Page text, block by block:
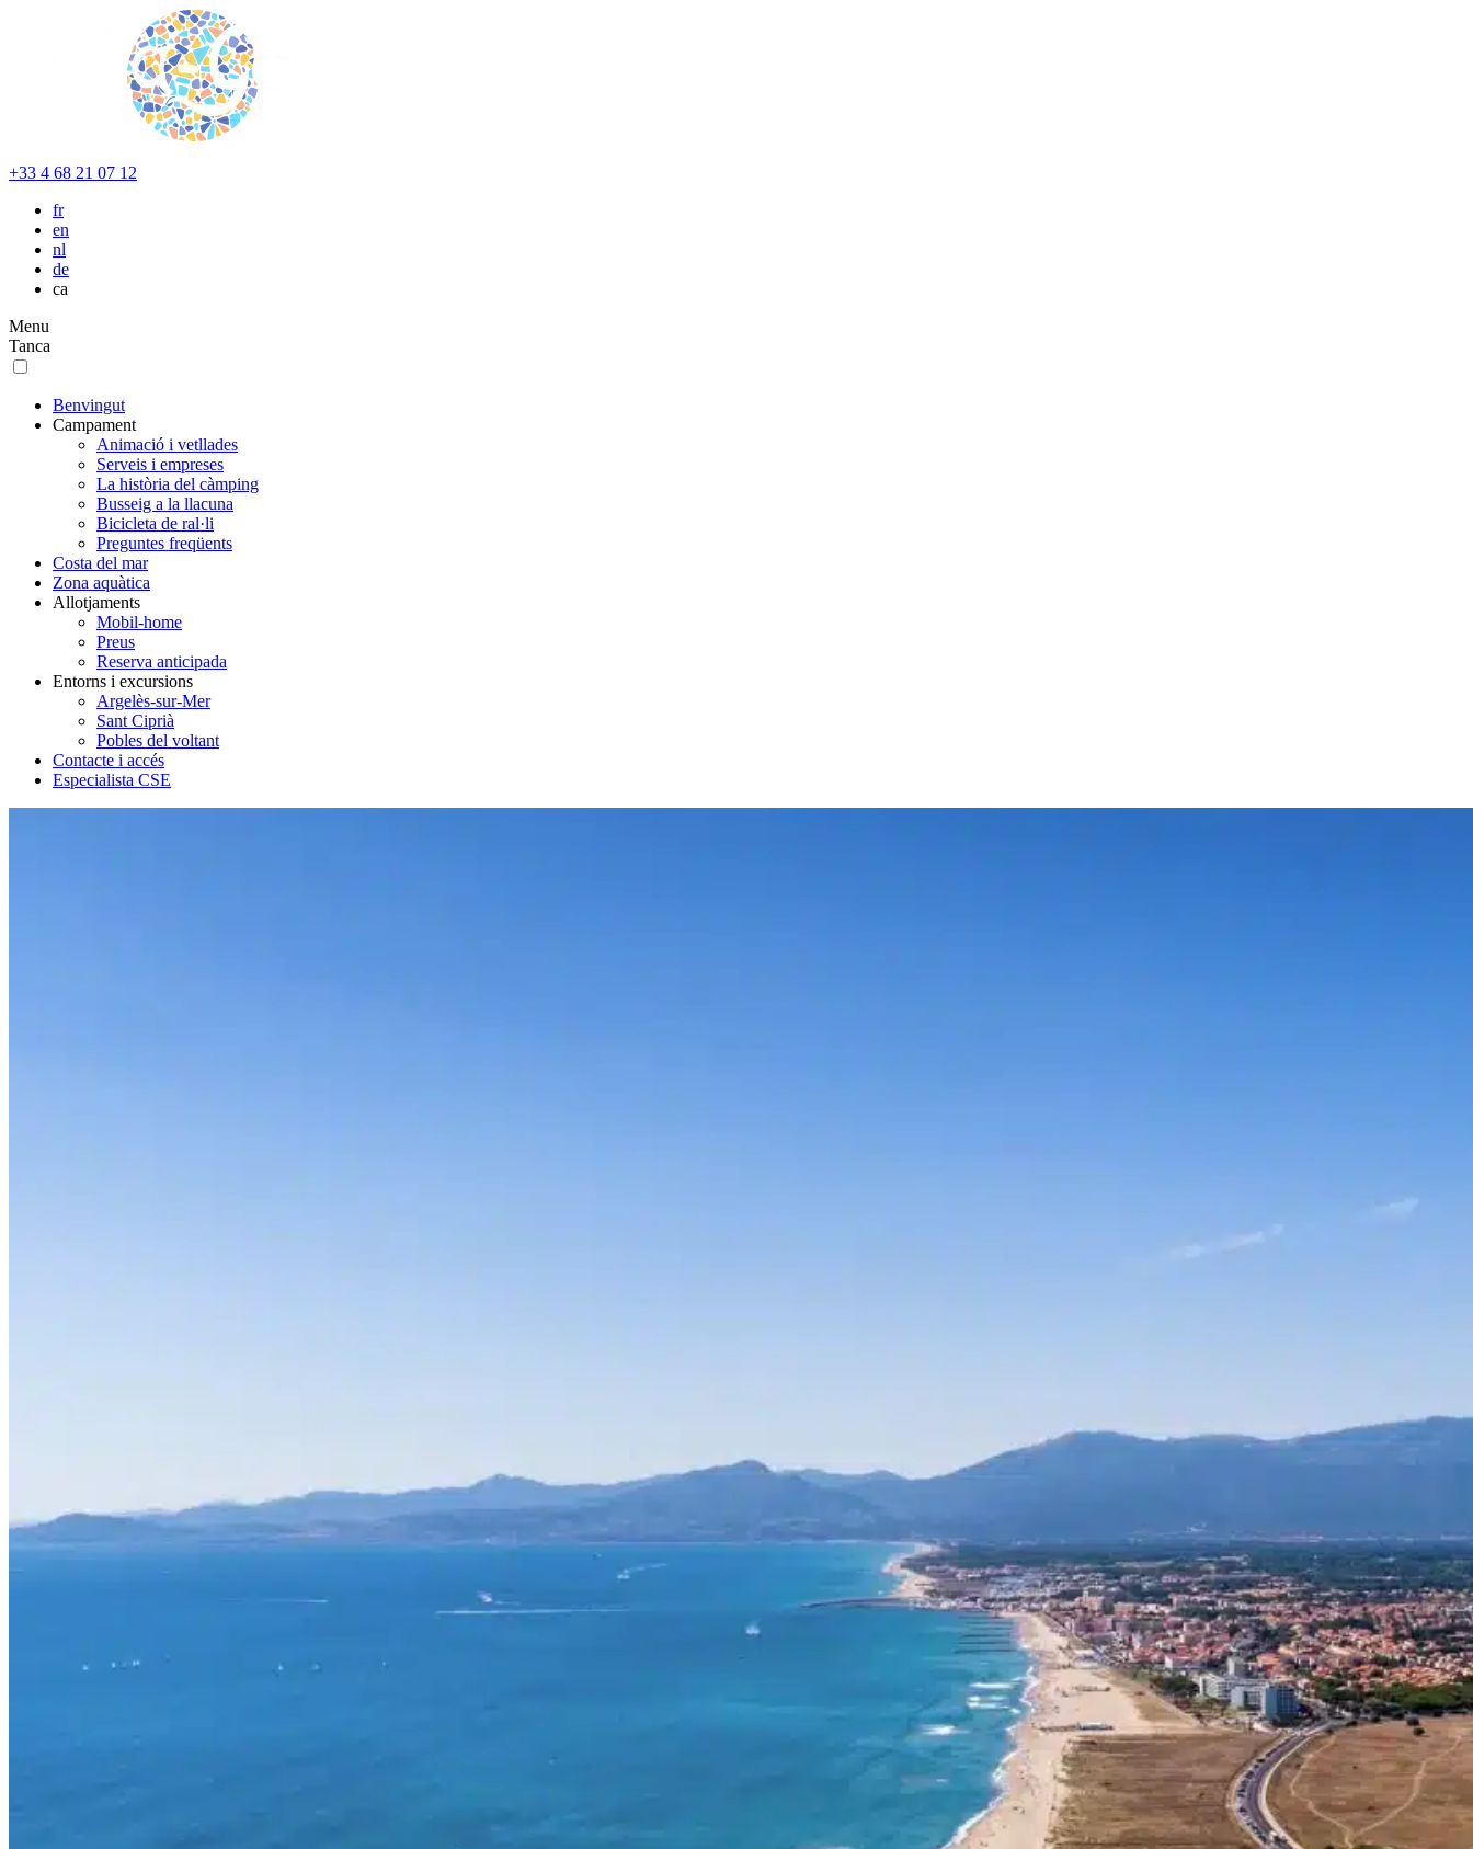
+33 4 68 21 07 12
fr
en
nl
de
ca
Menu
Tanca
Benvingut
Campament
Animació i vetllades
Serveis i empreses
La història del càmping
Busseig a la llacuna
Bicicleta de ral·li
Preguntes freqüents
Costa del mar
Zona aquàtica
Allotjaments
Mobil-home
Preus
Reserva anticipada
Entorns i excursions
Argelès-sur-Mer
Sant Ciprià
Pobles del voltant
Contacte i accés
Especialista CSE